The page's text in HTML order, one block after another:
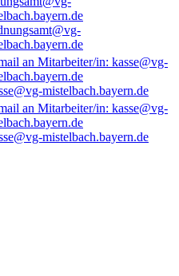
mistelbach.bayern.de
mistelbach.bayern.de